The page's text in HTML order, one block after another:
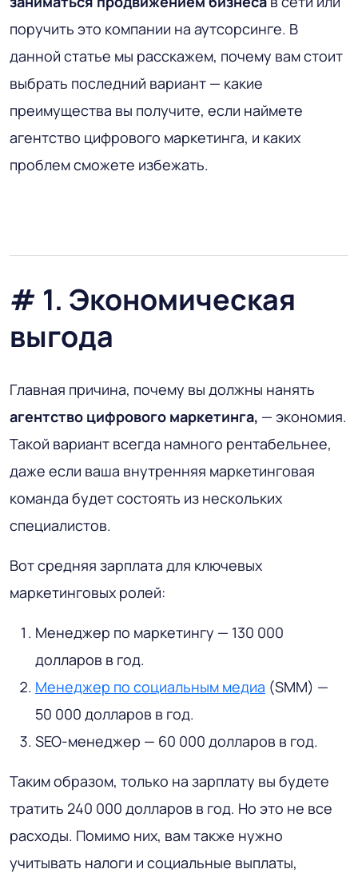
поручить это компании на аутсорсинге. В
данной статье мы расскажем, почему вам стоит
выбрать последний вариант — какие
преимущества вы получите, если наймете
агентство цифрового маркетинга, и каких
проблем сможете избежать.
# 1. Экономическая
выгода
Главная причина, почему вы должны нанять
агентство цифрового маркетинга, — экономия.
Такой вариант всегда намного рентабельнее,
даже если ваша внутренняя маркетинговая
команда будет состоять из нескольких
специалистов.
Вот средняя зарплата для ключевых
маркетинговых ролей:
Менеджер по маркетингу — 130 000
долларов в год.
Менеджер по социальным медиа (SMM) —
50 000 долларов в год.
SEO-менеджер — 60 000 долларов в год.
Таким образом, только на зарплату вы будете
тратить 240 000 долларов в год. Но это не все
расходы. Помимо них, вам также нужно
учитывать налоги и социальные выплаты,